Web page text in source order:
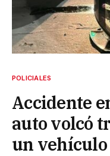
POLICIALES
Accidente
auto volcó
un vehículo